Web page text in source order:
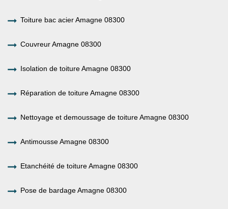
Toiture bac acier Amagne 08300
Couvreur Amagne 08300
Isolation de toiture Amagne 08300
Réparation de toiture Amagne 08300
Nettoyage et demoussage de toiture Amagne 08300
Antimousse Amagne 08300
Etanchéité de toiture Amagne 08300
Pose de bardage Amagne 08300